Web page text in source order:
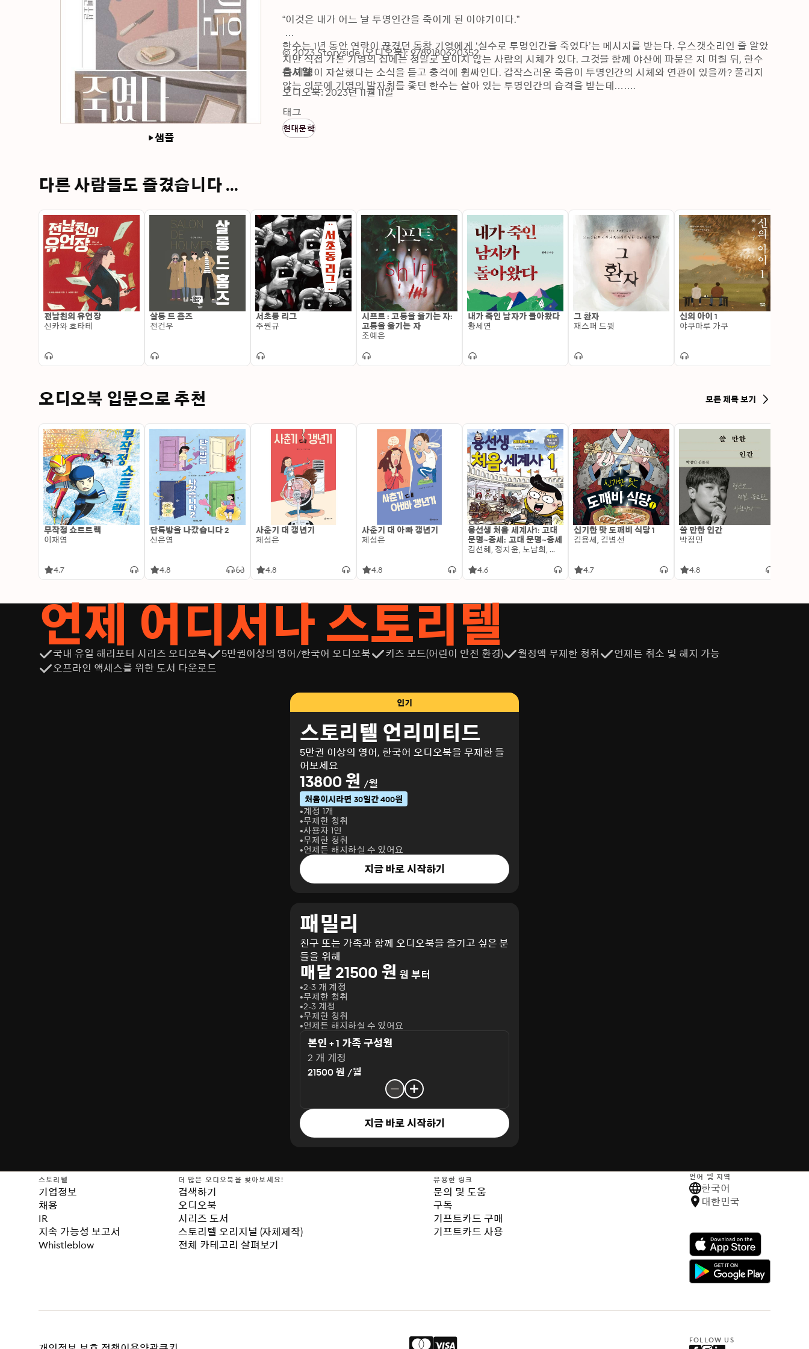
샘플
“이것은 내가 어느 날 투명인간을 죽이게 된 이야기이다.”
한수는 1년 동안 연락이 끊겼던 동창 기영에게 ‘실수로 투명인간을 죽였다’는 메시지를 받는다. 우스갯소리인 줄 알았
지만 직접 가본 기영의 집에는 정말로 보이지 않는 사람의 시체가 있다. 그것을 함께 야산에 파묻은 지 며칠 뒤, 한수
는 기영이 자살했다는 소식을 듣고 충격에 휩싸인다. 갑작스러운 죽음이 투명인간의 시체와 연관이 있을까? 풀리지
않는 의문에 기영의 발자취를 좇던 한수는 살아 있는 투명인간의 습격을 받는데…….
《나는 실수로 투명인간을 죽였다》는 세계로 뻗어 나갈 국내 콘텐츠 개발을 위해 쌤앤파커스와 리디북스가 공동 주
최한 제1회 ‘K-콘텐츠 공모전’에서 높은 경쟁률을 뚫고 미스터리 부문 최우수상을 받았다. 청년 백수인 주인공을 통해
꿈을 좇기 힘든 한국 사회를 반영하고, 투명인간이라는 비현실적인 소재를 마치 실존할 것처럼 생동감 있게 그려내
영화 전공에서 진로를 바꿔 환경공학과 생태학을 공부했다. 다시 영화 시나리오를 쓰며 작가 일을 시작했고, 영화뿐
아니라 소설, 드라마, 웹툰 등 다양한 분야의 글을 써왔다.
제8회 교보문고 스토리공모전에서 《연옥의 수리공》으로 장편 부문 우수상을 받았으며, 제1회 K-스토리 공모전에
서 《나는 실수로 투명인간을 죽였다》로 미스터리 부문 최우수상을 받았다. 제7회 ZA 문학 공모전 우수작으로 단편
소설 〈화촌〉이, 2021 메가박스플러스엠×안전가옥 스토리 공모전에 단편소설 〈편의점의 운영원칙〉이 각각 선정
되었다. 앤솔로지 《호러》에 〈편의점의 운영원칙〉이, 《지구 종말 세 시간 전》에 〈강신〉이 수록되었다.
낭독자: 신범식
KBS 38기 성우로, 다양한 애니메이션, 게임, 외화에 참여했다. 또한 KBS 라디오 여행기, 연속 낭독, 소설 극장, 라디오
극장, 책 읽는 밤 등의 프로그램을 통해 낭독자로 활약하고 있다.
3장 오픈 유어 아이즈
4장 제2 저목장
에필로그
© 2023 Storyside (오디오북): 9789180620352
출시일
오디오북: 2023년 11월 11일
태그
현대문학
다른 사람들도 즐겼습니다 ...
전남친의 유언장
신카와 호타테
살롱 드 홈즈
전건우
서초동 리그
주원규
시프트 : 고통을 옮기는 자:
고통을 옮기는 자
조예은
내가 죽인 남자가 돌아왔다
황세연
그 환자
재스퍼 드윗
신의 아이 1
야쿠마루 가쿠
오디오북 입문으로 추천 모든 제목 보기
무작정 쇼트트랙
이재영
4.7
단톡방을 나갔습니다 2
신은영
4.8
사춘기 대 갱년기
제성은
4.8
사춘기 대 아빠 갱년기
제성은
4.8
용선생 처음 세계사1: 고대
문명~중세: 고대 문명~중세
김선혜, 정지윤, 노남희, 뭉선생, 윤효식, 이우일, 김선빈, 사회평론 역사연구소
4.6
신기한 맛 도깨비 식당 1
김용세, 김병선
4.7
쓸 만한 인간
박정민
4.8
언제 어디서나 스토리텔
국내 유일 해리포터 시리즈 오디오북 5만권이상의 영어/한국어 오디오북 키즈 모드(어린이 안전 환경) 월정액 무제한 청취
언제든 취소 및 해지 가능
오프라인 액세스를 위한 도서 다운로드
인기
스토리텔 언리미티드
5만권 이상의 영어, 한국어 오디오북을 무제한 들
어보세요
13800 원 /월
처음이시라면 30일간 400원
계정 1개
무제한 청취
사용자 1인
무제한 청취
언제든 해지하실 수 있어요
지금 바로 시작하기
패밀리
친구 또는 가족과 함께 오디오북을 즐기고 싶은 분
들을 위해
매달 21500 원 원 부터
2-3 개 계정
무제한 청취
2-3 계정
무제한 청취
언제든 해지하실 수 있어요
본인 + 1 가족 구성원
2 개 계정
21500 원 /월
지금 바로 시작하기
스토리텔
기업정보
채용
IR
지속 가능성 보고서
Whistleblow
더 많은 오디오북을 찾아보세요!
검색하기
오디오북
시리즈 도서
스토리텔 오리지널 (자체제작)
전체 카테고리 살펴보기
유용한 링크
문의 및 도움
구독
기프트카드 구매
기프트카드 사용
언어 및 지역
한국어
대한민국
FOLLOW US